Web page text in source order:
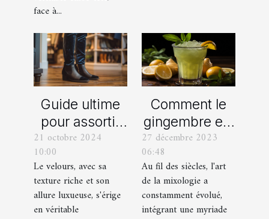
face à...
Guide ultime
pour assortir
vos
chaussures
avec des
pantalons en
velours
21 octobre 2024
10:00
Le velours, avec sa
texture riche et son
allure luxueuse, s'érige
en véritable
Comment le
gingembre est
devenu un
ingrédient clé
dans la
mixologie
moderne
27 décembre 2023
06:48
Au fil des siècles, l'art
de la mixologie a
constamment évolué,
intégrant une myriade